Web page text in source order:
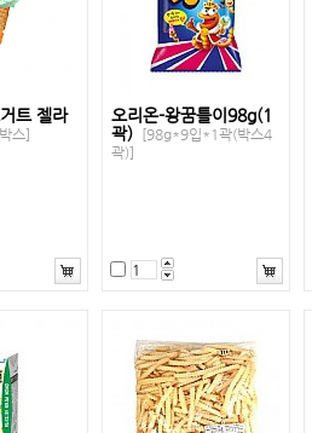
트 젤라
스]
오리온-왕꿈틀이98g(1
곽)
[98g*9입*1곽(박스4
곽)]